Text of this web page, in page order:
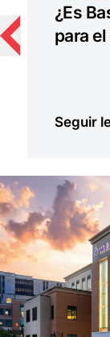
¿Es
para
Seguir